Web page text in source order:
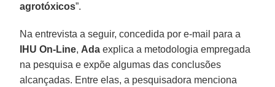
agrotóxicos”.
Na entrevista a seguir, concedida por e-mail para a
IHU On-Line, Ada explica a metodologia empregada
na pesquisa e expõe algumas das conclusões
alcançadas. Entre elas, a pesquisadora menciona